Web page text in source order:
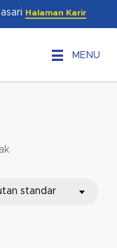
Halaman Karir
MENU
standar
Close
Menu